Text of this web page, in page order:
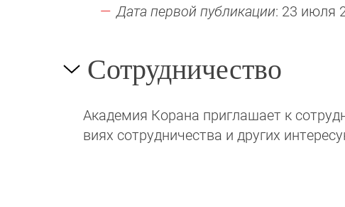
Дата первой публикации: 23 июля
Сотрудничество
Академия Корана при­гла­ша­ет к
виях сотрудни­чест­ва и других